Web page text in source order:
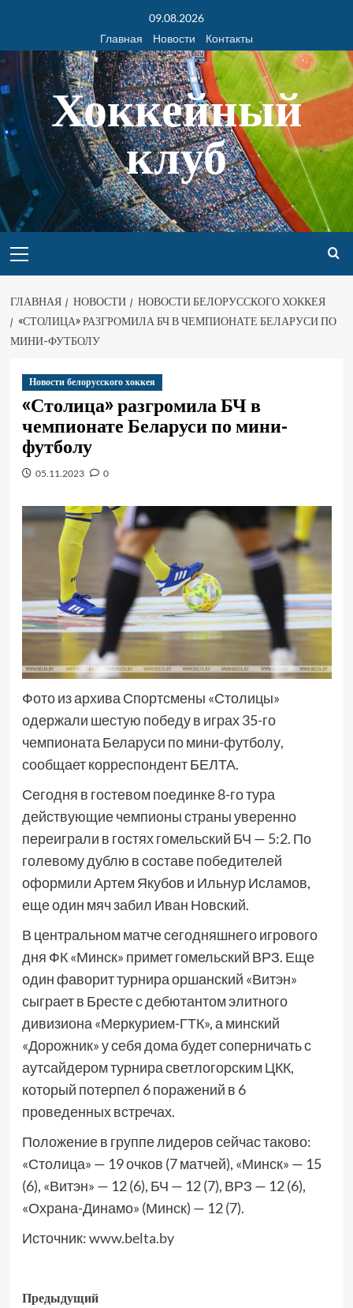
09.08.2026
Главная
Новости Контакты
Хоккейный
клуб
ГЛАВНАЯ НОВОСТИ
НОВОСТИ БЕЛОРУССКОГО ХОККЕЯ
«СТОЛИЦА» РАЗГРОМИЛА БЧ В ЧЕМПИОНАТЕ БЕЛАРУСИ ПО
МИНИ-ФУТБОЛУ
Новости белорусского хоккея
«Столица» разгромила БЧ в
чемпионате Беларуси по мини-
футболу
05.11.2023 0
Фото из архива Спортсмены «Столицы»
одержали шестую победу в играх 35-го
чемпионата Беларуси по мини-футболу,
сообщает корреспондент БЕЛТА.
Сегодня в гостевом поединке 8-го тура
действующие чемпионы страны уверенно
переиграли в гостях гомельский БЧ — 5:2. По
голевому дублю в составе победителей
оформили Артем Якубов и Ильнур Исламов,
еще один мяч забил Иван Новский.
В центральном матче сегодняшнего игрового
дня ФК «Минск» примет гомельский ВРЗ. Еще
один фаворит турнира оршанский «Витэн»
сыграет в Бресте с дебютантом элитного
дивизиона «Меркурием-ГТК», а минский
«Дорожник» у себя дома будет соперничать с
аутсайдером турнира светлогорским ЦКК,
который потерпел 6 поражений в 6
проведенных встречах.
Положение в группе лидеров сейчас таково:
«Столица» — 19 очков (7 матчей), «Минск» — 15
(6), «Витэн» — 12 (6), БЧ — 12 (7), ВРЗ — 12 (6),
«Охрана-Динамо» (Минск) — 12 (7).
Источник:www.belta.by
Предыдущий